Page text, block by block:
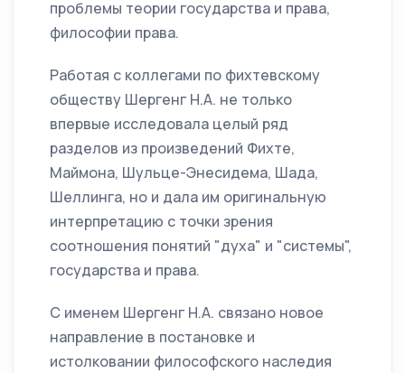
проблемы теории государства и права,
философии права.
Работая с коллегами по фихтевскому
обществу Шергенг Н.А. не только
впервые исследовала целый ряд
разделов из произведений Фихте,
Маймона, Шульце-Энесидема, Шада,
Шеллинга, но и дала им оригинальную
интерпретацию с точки зрения
соотношения понятий "духа" и "системы",
государства и права.
С именем Шергенг Н.А. связано новое
направление в постановке и
истолковании философского наследия